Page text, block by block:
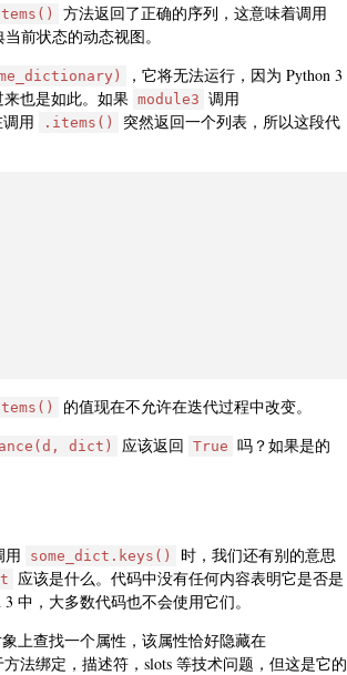
方法返回了正确的序列，这意味着调用
前状态的动态视图。
，它将无法运行，因为 Python 3
也是如此。如果 module3 调用
用 .items()
突然返回一个列表，所以这段代
的值现在不允许在迭代过程中改变。
dict) 应该返回 True 吗？如果是的
用 some_dict.keys()
时，我们还有别的意思
应该是什么。代码中没有任何内容表明它是否是
中，大多数代码也不会使用它们。
上查找一个属性，该属性恰好隐藏在
法绑定，描述符，slots 等技术问题，但这是它的